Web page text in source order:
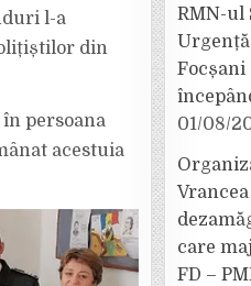
l-a
din
persoana
acestuia
RMN-ul
01/08/
care
FD –